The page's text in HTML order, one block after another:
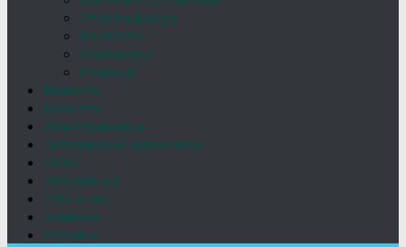
Отчёты фонда
Контакты
Реквизиты
Решение
Новости
Проекты
Дом Игумновых
Лебедянские художники
Фото
Лебедянцы
СМИ о нас
Земляки
Отзывы